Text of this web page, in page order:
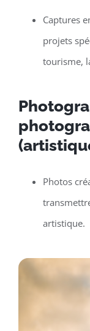
Captures
projets
tourisme,
Photos
artistique.